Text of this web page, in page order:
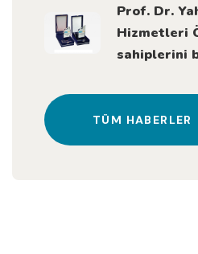
Prof. Dr.
Hizmetleri
sahiplerini
TÜM HABERLER